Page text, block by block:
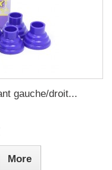
gauche/droit...
More